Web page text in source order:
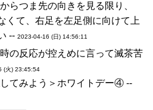
らつま先の向きを見る限り、
くて、右足を左足側に向けて上
-- 2023-04-16 (日) 14:56:11
の反応が控えめに言って滅茶苦
(火) 23:45:54
てみよう＞ホワイトデー④ --